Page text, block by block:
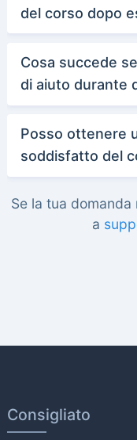
del corso dopo
Cosa succede
di aiuto durante
Posso ottenere
soddisfatto del
Se la tua
a
Consigliato